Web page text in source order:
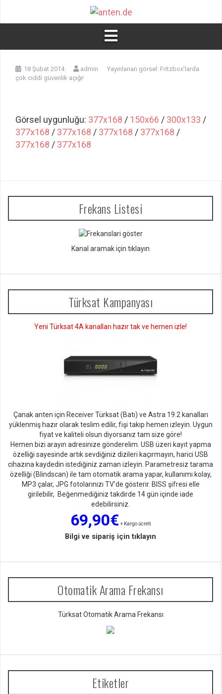
18 Şubat 2014 admin Yayınlanan görsel: Fritzbox’larda
çok ciddi güvenlik açığı!
Görsel uygunluğu: 377x168 / 150x66 / 300x133 /
377x168 / 377x168 / 377x168 / 377x168 /
377x168 / 377x168
Frekans Listesi
Kanal aramak için tıklayın
Türksat Kampanyası
Yeni Türksat 4A kanalları hazır tak ve hemen izle!
Çanak anten için Receiver Türksat (Batı) ve Astra 19.2 kanalları
yüklenmiş hazır olarak teslim edilir, fişi takıp hemen izleyin. Uygun
fiyat ve kaliteli olsun diyorsanız tam size göre!
Hemen bizi arayın adresinize gönderelim. USB üzeri kayıt yapma
özelliği sayesinde artık sevdiğiniz dizileri kaçırmayın, harici USB
cihazına kaydedin istediğiniz zaman izleyin. Parametresiz tarama
özelliği (Blindscan) ile tam otomatik arama yapar, kullanımı kolay,
MP3 çalar, JPG fotolarınızı TV'de gösterir. BISS şifresi elle
girilebilir, Beğenmediğiniz takdirde 14 gün içinde iade
edebilirsiniz.
69,90€ + Kargo ücreti
Bilgi ve sipariş için tıklayın
Otomatik Arama Frekansı
Türksat Otomatik Arama Frekansı
Etiketler